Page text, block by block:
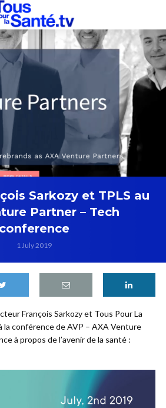
Sarkozy et TPLS au
Partner – Tech
conference
1 July 2019
François Sarkozy et Tous Pour La
conférence de AVP – AXA Venture
à propos de l’avenir de la santé :